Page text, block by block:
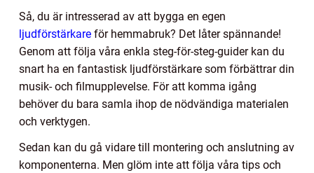
Så, du är intresserad av att bygga en egen
ljudförstärkare för hemmabruk? Det låter spännande!
Genom att följa våra enkla steg-för-steg-guider kan du
snart ha en fantastisk ljudförstärkare som förbättrar din
musik- och filmupplevelse. För att komma igång
behöver du bara samla ihop de nödvändiga materialen
och verktygen.
Sedan kan du gå vidare till montering och anslutning av
komponenterna. Men glöm inte att följa våra tips och